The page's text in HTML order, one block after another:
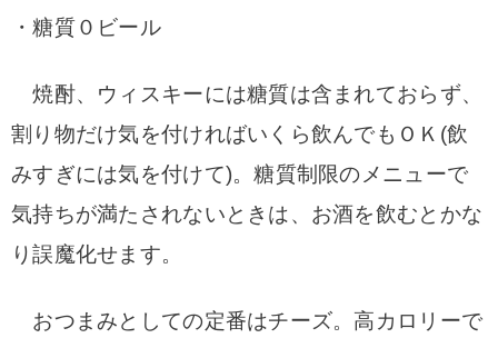
・糖質０ビール
焼酎、ウィスキーには糖質は含まれておらず、
割り物だけ気を付ければいくら飲んでもＯＫ(飲
みすぎには気を付けて)。糖質制限のメニューで
気持ちが満たされないときは、お酒を飲むとかな
り誤魔化せます。
おつまみとしての定番はチーズ。高カロリーで